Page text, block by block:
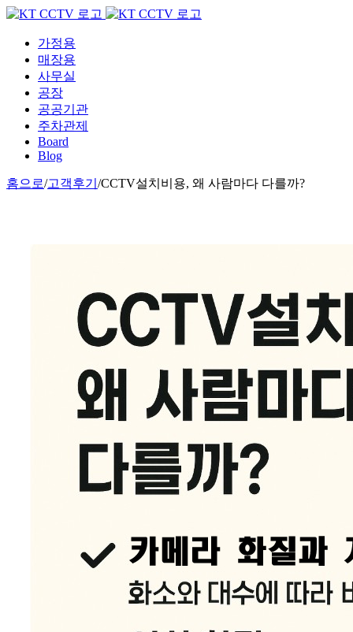
Skip
content가정용
매장용
사무실
공장
공공기관
주차관제
Board
Blog
홈으로/고객후기 /CCTV설치비용, 왜 사람마다 다를까?